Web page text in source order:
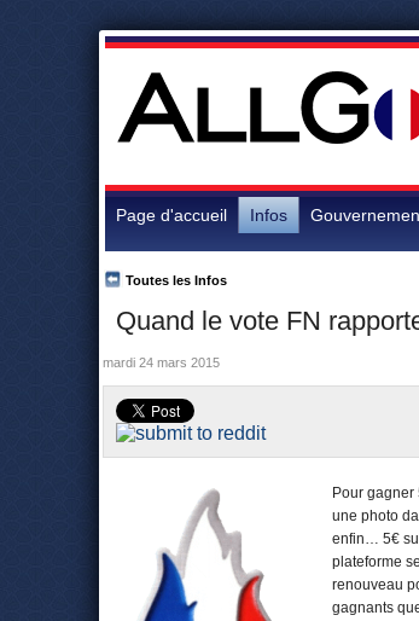
Page d'accueil Infos
Quand le vote FN
Toutes les Infos
mardi 24 mars 2015
Pour gagner
une photo
enfin… 5€
plateforme
renouveau
gagnants